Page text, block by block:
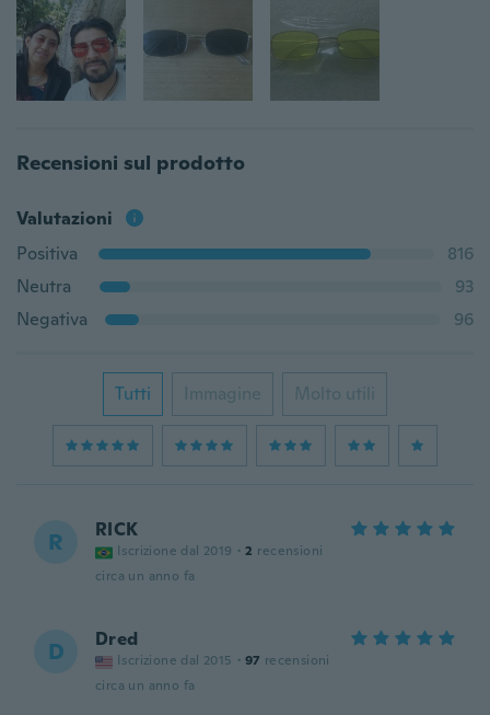
Recensioni sul prodotto
Valutazioni
Positiva
816
Neutra
93
Negativa
96
Tutti Immagine Molto utili
R RICK
Iscrizione dal 2019 · 2 recensioni
circa un anno fa
D Dred
Iscrizione dal 2015 · 97 recensioni
circa un anno fa